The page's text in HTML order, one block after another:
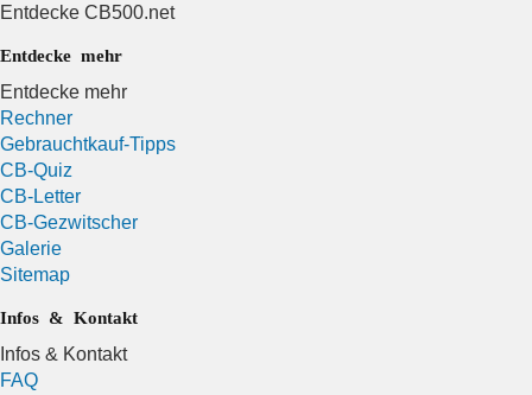
Entdecke CB500.net
Entdecke mehr
Entdecke mehr
Rechner
Gebrauchtkauf-Tipps
CB-Quiz
CB-Letter
CB-Gezwitscher
Galerie
Sitemap
Infos & Kontakt
Infos & Kontakt
FAQ